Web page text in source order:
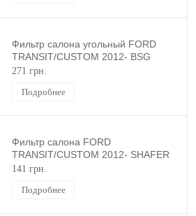
Фильтр салона угольный FORD
TRANSIT/CUSTOM 2012- BSG
271 грн.
Подробнее
Фильтр салона FORD
TRANSIT/CUSTOM 2012- SHAFER
141 грн.
Подробнее